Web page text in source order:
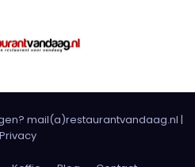
mail(a)restaurantvandaag.nl |
Privacy